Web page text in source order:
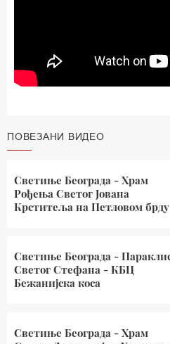
ПОВЕЗАНИ ВИДЕО
Светиње Београда - Храм
Рођења Светог Јована
Крститеља на Петловом брду
Светиње Београда -
Светог Стефана - КБЦ
Бежанијска коса
Светиње Београда - Храм